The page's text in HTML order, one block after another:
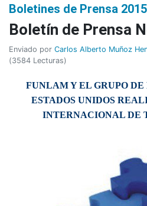
Boletines de Prensa 2015
Boletí­n de Prensa
Enviado por Carlos Alberto Muñoz
(3584 Lecturas)
FUNLAM Y EL GRUPO
ESTADOS UNIDOS
INTERNACIONAL DE